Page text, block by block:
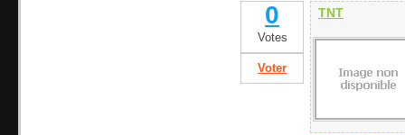
0
Votes
Voter
TNT